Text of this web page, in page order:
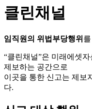
클린채널
임직원의 위법부당행위
“클린채널”은 미래에셋
제보하는 공간으로
이곳을 통한 신고는 제보
다.